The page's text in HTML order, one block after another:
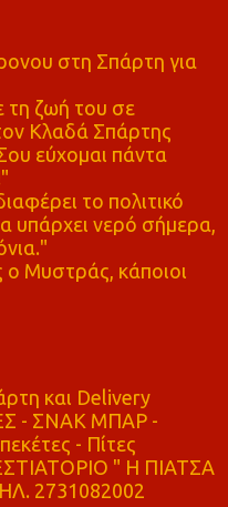
στη Σπάρτη για
τη ζωή του σε
Κλαδά Σπάρτης
εύχομαι πάντα
το πολιτικό
υπάρχει νερό σήμερα,
ο Μυστράς, κάποιοι
και Delivery
- ΣΝΑΚ ΜΠΑΡ -
- Πίτες
" Η ΠΙΑΤΣΑ
2731082002